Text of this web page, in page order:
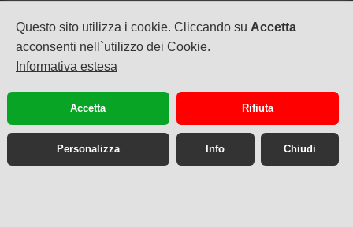
Questo sito utilizza i cookie. Cliccando su Accetta
acconsenti nell`utilizzo dei Cookie.
Informativa estesa
Accetta Rifiuta
Personalizza Info Chiudi
21949 CASTRONNO (VA)
+39 335 6088957
info@bbvarese.it
cookie